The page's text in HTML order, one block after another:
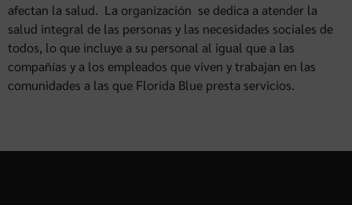
afectan la salud. La organización se dedica a atender la
salud integral de las personas y las necesidades sociales de
todos, lo que incluye a su personal al igual que a las
compañías y a los empleados que viven y trabajan en las
comunidades a las que Florida Blue presta servicios.